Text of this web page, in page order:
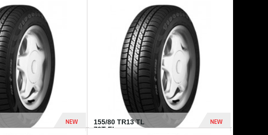
448 Dhs
NEW
155/80 TR13 TL
79T FI...
NEW